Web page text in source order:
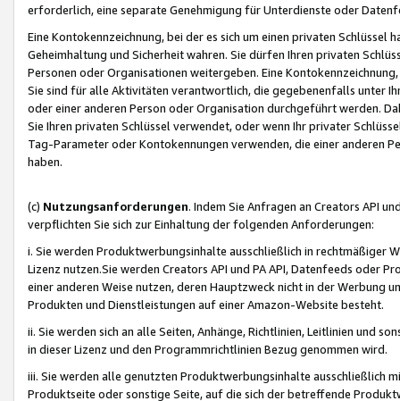
erforderlich, eine separate Genehmigung für Unterdienste oder
Eine Kontokennzeichnung, bei der es sich um einen privaten
Geheimhaltung und Sicherheit wahren. Sie dürfen Ihren privaten
Personen oder Organisationen weitergeben. Eine
Sie sind für alle Aktivitäten verantwortlich, die gegebenenfalls unter
oder einer anderen Person oder Organisation durchgeführt werden.
Sie Ihren privaten Schlüssel verwendet, oder wenn Ihr privater
Tag-Parameter oder Kontokennungen verwenden, die einer anderen
haben.
(c) Nutzungsanforderungen. Indem Sie Anfragen an Creators API
verpflichten Sie sich zur Einhaltung der folgenden Anforderungen:
i. Sie werden Produktwerbungsinhalte ausschließlich in rechtmäßiger
Lizenz nutzen.Sie werden Creators API und PA API, Datenfeeds oder
einer anderen Weise nutzen, deren Hauptzweck nicht in der Werbung
Produkten und Dienstleistungen auf einer Amazon-Website besteht.
ii. Sie werden sich an alle Seiten, Anhänge, Richtlinien, Leitlinien und
in dieser Lizenz und den Programmrichtlinien Bezug genommen wird.
iii. Sie werden alle genutzten Produktwerbungsinhalte ausschließlich
Produktseite oder sonstige Seite, auf die sich der betreffende